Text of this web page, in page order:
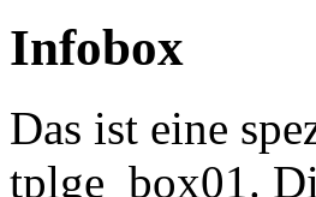
Infobox
Das ist eine
tplge_box01.